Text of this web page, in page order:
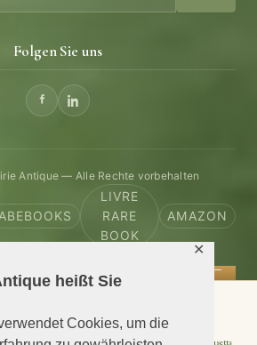
heißt Sie
Cookies, um die
✕
Folgen Sie uns
Antique — Alle Rechte vorbehalten
ABEBOOKS
LIVRE
RARE
BOOK
AMAZON
books worldwide
York Shipping to California Shipping to Massachusetts